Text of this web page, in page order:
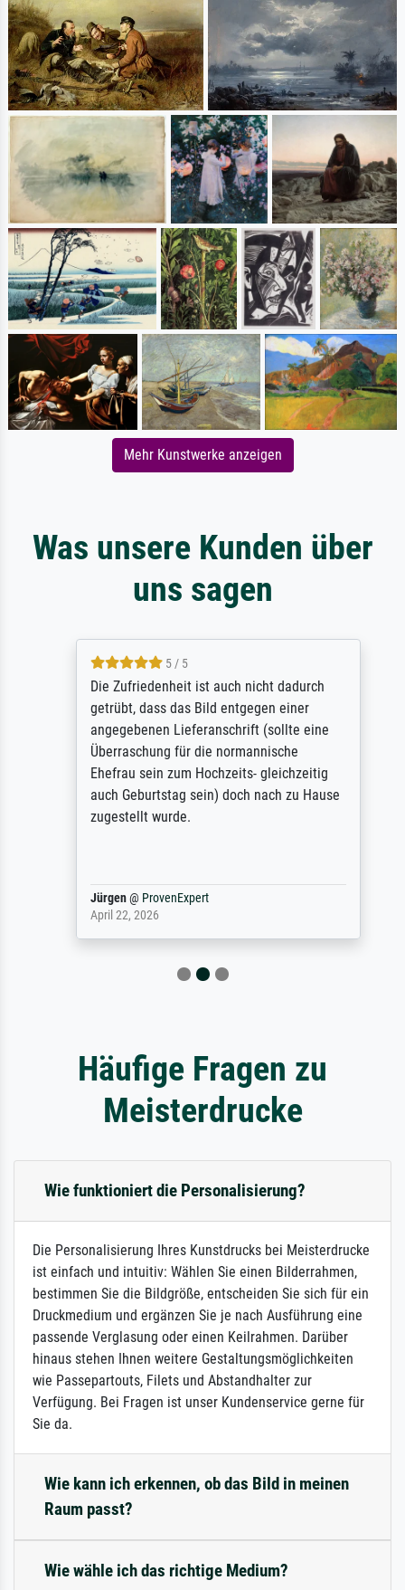
Mehr Kunstwerke anzeigen
Was unsere Kunden über
uns sagen
5 / 5
Die Zufriedenheit ist auch nicht dadurch
getrübt, dass das Bild entgegen einer
angegebenen Lieferanschrift (sollte eine
Überraschung für die normannische
Ehefrau sein zum Hochzeits- gleichzeitig
auch Geburtstag sein) doch nach zu Hause
zugestellt wurde.
Jürgen@ProvenExpert
April 22, 2026
Häufige Fragen zu
Meisterdrucke
Wie funktioniert die Personalisierung?
Die Personalisierung Ihres Kunstdrucks bei Meisterdrucke
ist einfach und intuitiv: Wählen Sie einen Bilderrahmen,
bestimmen Sie die Bildgröße, entscheiden Sie sich für ein
Druckmedium und ergänzen Sie je nach Ausführung eine
passende Verglasung oder einen Keilrahmen. Darüber
hinaus stehen Ihnen weitere Gestaltungsmöglichkeiten
wie Passepartouts, Filets und Abstandhalter zur
Verfügung. Bei Fragen ist unser Kundenservice gerne für
Sie da.
Wie kann ich erkennen, ob das Bild in meinen
Raum passt?
Wie wähle ich das richtige Medium?